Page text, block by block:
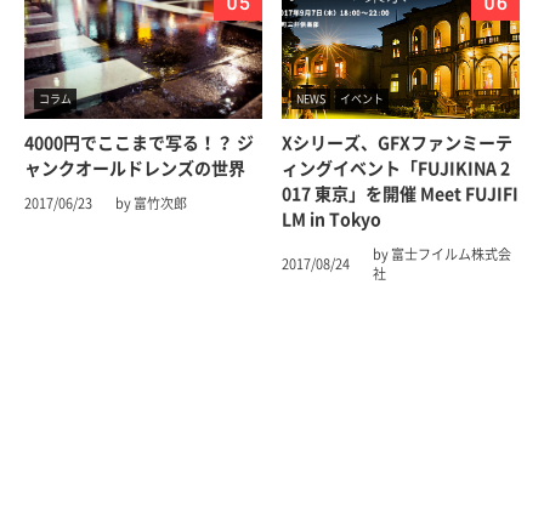
コラム
4000円でここまで写る！？ ジ
ャンクオールドレンズの世界
2017/06/23 by 富竹次郎
NEWS イベント
Xシリーズ、GFXファンミーテ
ィングイベント「FUJIKINA 2
017 東京」を開催 Meet FUJIFI
LM in Tokyo
2017/08/24
by 富士フイルム株式会
社